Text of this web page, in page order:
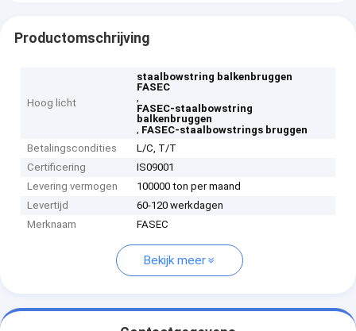
Productomschrijving
Hoog licht
staalbowstring balkenbruggen
FASEC
,
FASEC-staalbowstring
balkenbruggen
, FASEC-staalbowstrings bruggen
Betalingscondities
L/C, T/T
Certificering
IS09001
Levering vermogen
100000 ton per maand
Levertijd
60-120 werkdagen
Merknaam
FASEC
Bekijk meer